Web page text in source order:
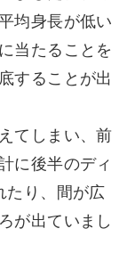
均身長が低い
当たることを
することが出
てしまい、前
に後半のディ
たり、間が広
が出ていまし